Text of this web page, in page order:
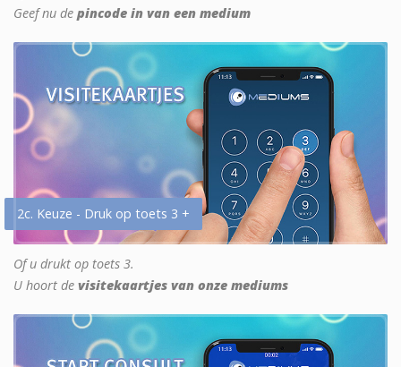
Geef nu de pincode in van een medium
2c. Keuze - Druk op toets 3 +
Of u drukt op toets 3.
U hoort de visitekaartjes van onze mediums